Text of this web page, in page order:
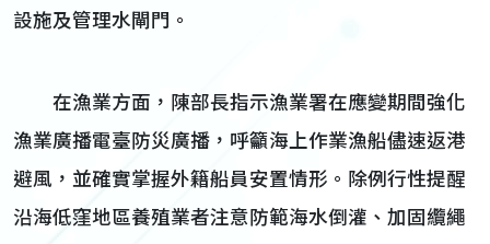
設施及管理水閘門。
在漁業方面，陳部長指示漁業署在應變期間強化
漁業廣播電臺防災廣播，呼籲海上作業漁船儘速返港
避風，並確實掌握外籍船員安置情形。除例行性提醒
沿海低窪地區養殖業者注意防範海水倒灌、加固纜繩